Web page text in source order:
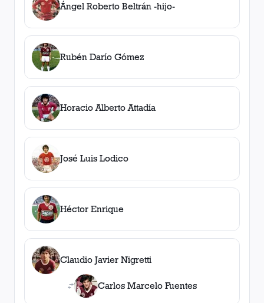
Ángel Roberto Beltrán -hijo-
Rubén Darío Gómez
Horacio Alberto Attadía
José Luis Lodico
Héctor Enrique
Claudio Javier Nigretti
Carlos Marcelo Fuentes